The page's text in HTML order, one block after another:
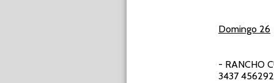
Domingo 26
- RANCHO
3437